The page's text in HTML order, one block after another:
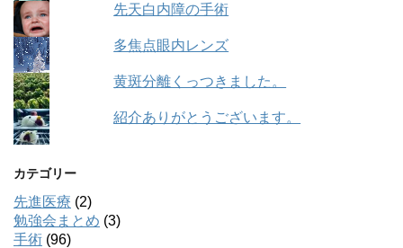
先天白内障の手術
多焦点眼内レンズ
黄斑分離くっつきました。
紹介ありがとうございます。
カテゴリー
先進医療 (2)
勉強会まとめ (3)
手術 (96)